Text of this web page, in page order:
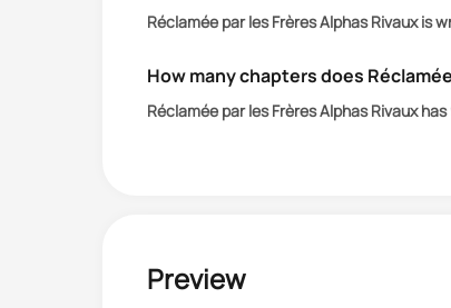
Réclamée par les Frères Alphas Rivaux is
How many chapters does
Réclamée par les Frères Alphas Rivaux
Preview